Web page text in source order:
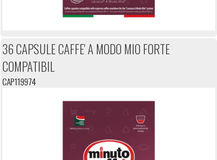
36 CAPSULE CAFFE' A MODO MIO FORTE
COMPATIBIL
CAP119974